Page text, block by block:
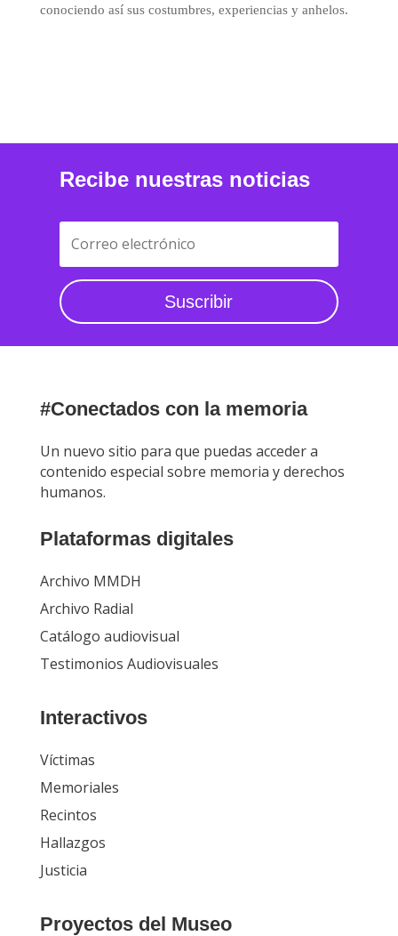
conociendo así sus costumbres, experiencias y anhelos.
Recibe nuestras noticias
Suscribir
#Conectados con la memoria
Un nuevo sitio para que puedas acceder a
contenido especial sobre memoria y derechos
humanos.
Plataformas digitales
Archivo MMDH
Archivo Radial
Catálogo audiovisual
Testimonios Audiovisuales
Interactivos
Víctimas
Memoriales
Recintos
Hallazgos
Justicia
Proyectos del Museo